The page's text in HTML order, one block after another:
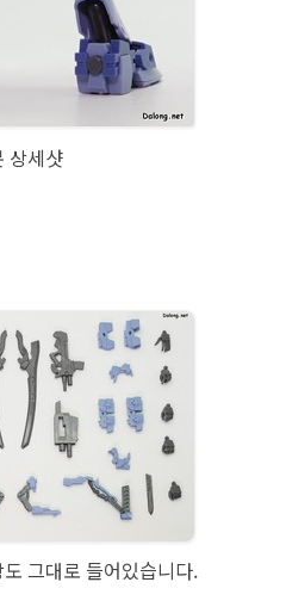
상세샷
그대로 들어있습니다.